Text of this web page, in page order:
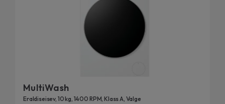
MultiWash
Eraldiseisev, 10 kg, 1400 RPM, Klass A, Valge